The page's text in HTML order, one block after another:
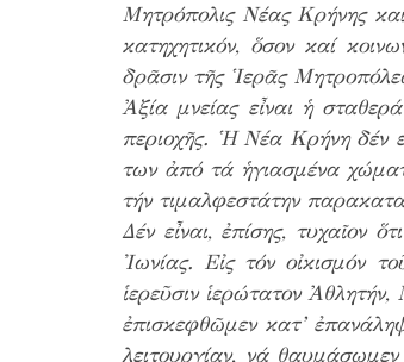
Μητρόπολις Νέας Κρήνης
κατηχητικόν, ὅσον καί
δρᾶσιν τῆς Ἱερᾶς
Ἀξία μνείας εἶναι ἡ
περιοχῆς. Ἡ Νέα Κρήνη δέν
των ἀπό τά ἡγιασμένα
τήν τιμαλφεστάτην
Δέν εἶναι, ἐπίσης, τυχαῖον
Ἰωνίας. Εἰς τόν οἰκισμόν
ἱερεῦσιν ἱερώτατον
ἐπισκεφθῶμεν κατ’
λειτουργίαν, νά